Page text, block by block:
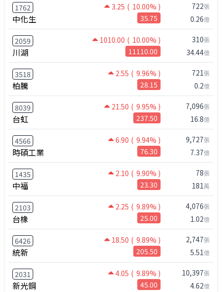
1762 3.25 ( 10.00% )
中化生 35.75
722張
0.26億
2059 1010.00 ( 10.00% )
川湖 11110.00
310張
34.44億
3518 2.55 ( 9.96% )
柏騰 28.15
721張
0.2億
8039 21.50 ( 9.95% )
台虹 237.50
7,096張
16.8億
4566 6.90 ( 9.94% )
時碩工業 76.30
9,727張
7.37億
1435 2.10 ( 9.90% )
中福 23.30
78張
181萬
2103 2.25 ( 9.89% )
台橡 25.00
4,076張
1.02億
6426 18.50 ( 9.89% )
統新 205.50
2,747張
5.51億
2031 4.05 ( 9.89% )
新光鋼 45.00
10,397張
4.62億